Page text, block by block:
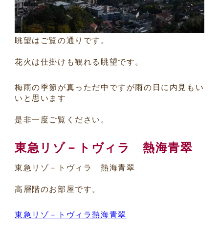
眺望はご覧の通りです。
花火は仕掛けも観れる眺望です。
梅雨の季節が真っただ中ですが雨の日に内見もい
いと思います
是非一度ご覧ください。
東急リゾ－トヴィラ 熱海青翠
東急リゾ－トヴィラ 熱海青翠
高層階のお部屋です。
東急リゾ－トヴィラ熱海青翠